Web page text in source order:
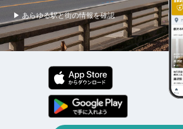
▶ あらゆる駅と街の情報を確認